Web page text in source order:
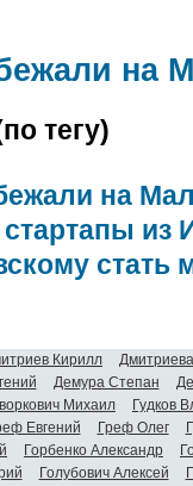
на
тегу)
на
из
стать
Кирилл
Демура Степан
Михаил
Гудков
Евгений Греф Олег
Горбенко Александр
Голубович Алексей